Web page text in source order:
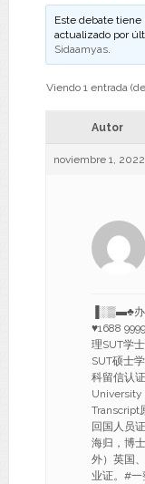
Este debate tiene
actualizado por
Sidaamyas.
Viendo 1 entrada
Autor
noviembre 1, 2022
▐░▒▬♣办
♥1688
理SUT学
SUT硕士
科留信认
University
Transcript
回国人员
海归，博
外）英国
业证。#